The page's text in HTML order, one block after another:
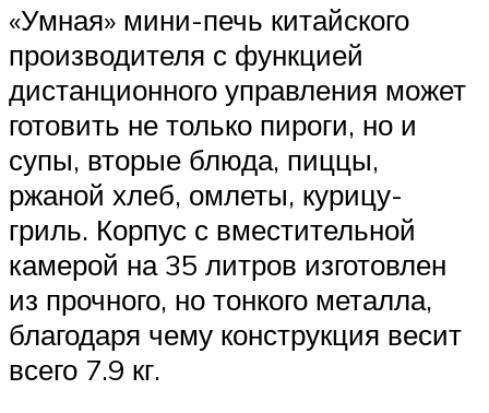
«Умная» мини-печь китайского
производителя с функцией
дистанционного управления может
готовить не только пироги, но и
супы, вторые блюда, пиццы,
ржаной хлеб, омлеты, курицу-
гриль. Корпус с вместительной
камерой на 35 литров изготовлен
из прочного, но тонкого металла,
благодаря чему конструкция весит
всего 7.9 кг.